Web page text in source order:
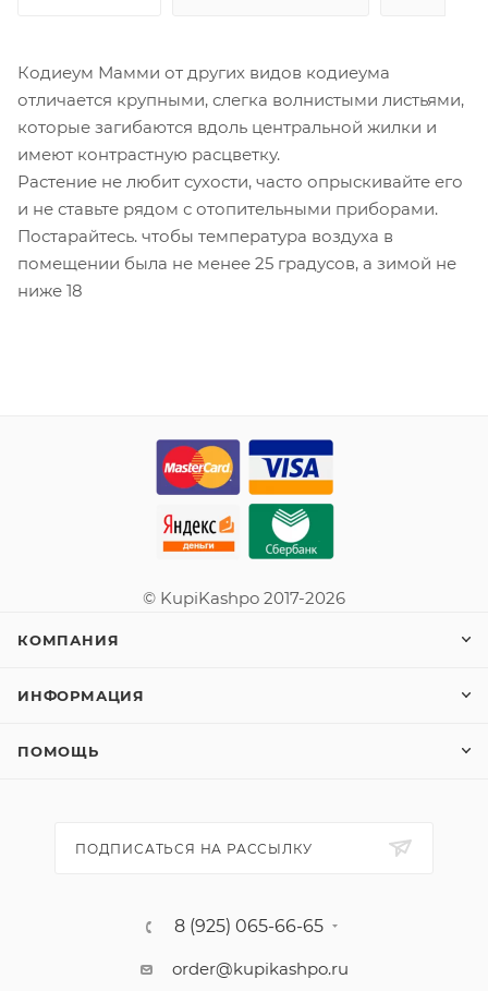
Кодиеум Мамми от других видов кодиеума
отличается крупными, слегка волнистыми листьями,
которые загибаются вдоль центральной жилки и
имеют контрастную расцветку.
Растение не любит сухости, часто опрыскивайте его
и не ставьте рядом с отопительными приборами.
Постарайтесь. чтобы температура воздуха в
помещении была не менее 25 градусов, а зимой не
ниже 18
© KupiKashpo 2017-2026
КОМПАНИЯ
ИНФОРМАЦИЯ
ПОМОЩЬ
ПОДПИСАТЬСЯ НА РАССЫЛКУ
8 (925) 065-66-65
order@kupikashpo.ru